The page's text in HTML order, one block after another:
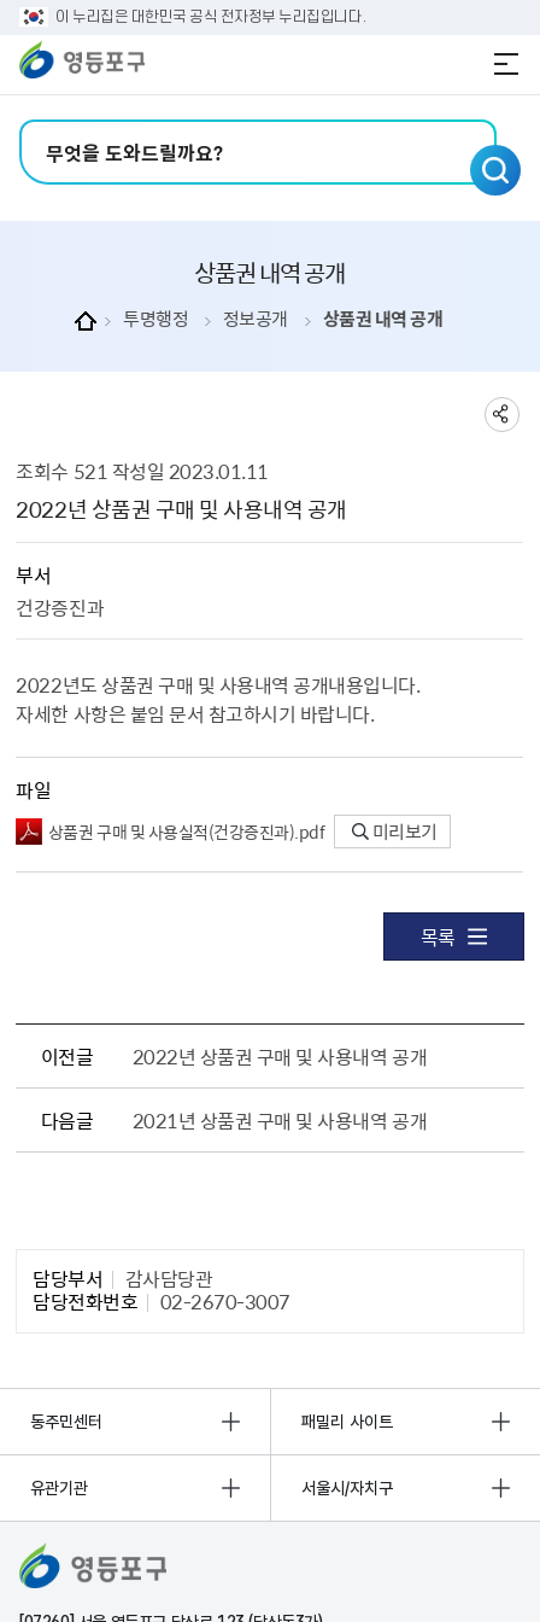
본문 바로가기
주메뉴 바로가기
이 누리집은 대한민국 공식 전자정부 누리집입니다.
상품권 내역 공개
투명행정 정보공개 상품권 내역 공개
조회수 521 작성일 2023.01.11
2022년 상품권 구매 및 사용내역 공개
부서
건강증진과
2022년도 상품권 구매 및 사용내역 공개내용입니다.
자세한 사항은 붙임 문서 참고하시기 바랍니다.
파일
상품권 구매 및 사용실적（건강증진과）.pdf 미리보기
목록
이전글 2022년 상품권 구매 및 사용내역 공개
다음글 2021년 상품권 구매 및 사용내역 공개
담당부서 감사담당관
담당전화번호 02-2670-3007
동주민센터 패밀리 사이트
유관기관 서울시/자치구